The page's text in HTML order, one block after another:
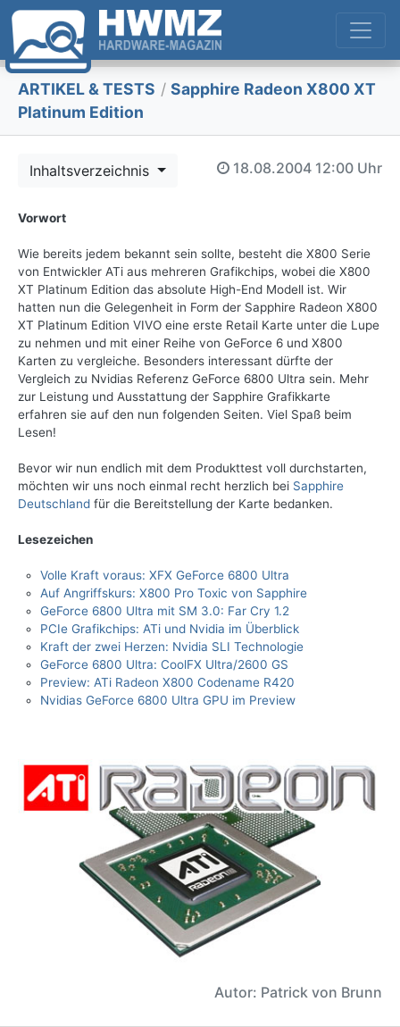
ARTIKEL & TESTS / Sapphire Radeon X800 XT
Platinum Edition
Inhaltsverzeichnis 18.08.2004 12:00 Uhr
Vorwort
Wie bereits jedem bekannt sein sollte, besteht die X800 Serie
von Entwickler ATi aus mehreren Grafikchips, wobei die X800
XT Platinum Edition das absolute High-End Modell ist. Wir
hatten nun die Gelegenheit in Form der Sapphire Radeon X800
XT Platinum Edition VIVO eine erste Retail Karte unter die Lupe
zu nehmen und mit einer Reihe von GeForce 6 und X800
Karten zu vergleiche. Besonders interessant dürfte der
Vergleich zu Nvidias Referenz GeForce 6800 Ultra sein. Mehr
zur Leistung und Ausstattung der Sapphire Grafikkarte
erfahren sie auf den nun folgenden Seiten. Viel Spaß beim
Lesen!
Bevor wir nun endlich mit dem Produkttest voll durchstarten,
möchten wir uns noch einmal recht herzlich bei Sapphire
Deutschland für die Bereitstellung der Karte bedanken.
Lesezeichen
Volle Kraft voraus: XFX GeForce 6800 Ultra
Auf Angriffskurs: X800 Pro Toxic von Sapphire
GeForce 6800 Ultra mit SM 3.0: Far Cry 1.2
PCIe Grafikchips: ATi und Nvidia im Überblick
Kraft der zwei Herzen: Nvidia SLI Technologie
GeForce 6800 Ultra: CoolFX Ultra/2600 GS
Preview: ATi Radeon X800 Codename R420
Nvidias GeForce 6800 Ultra GPU im Preview
Autor: Patrick von Brunn